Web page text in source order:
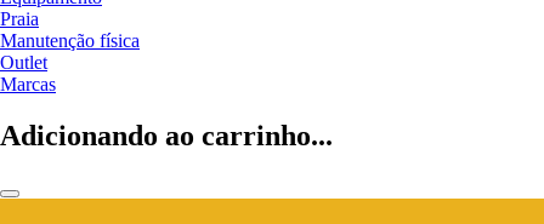
Praia
Manutenção física
Outlet
Marcas
Adicionando ao carrinho...